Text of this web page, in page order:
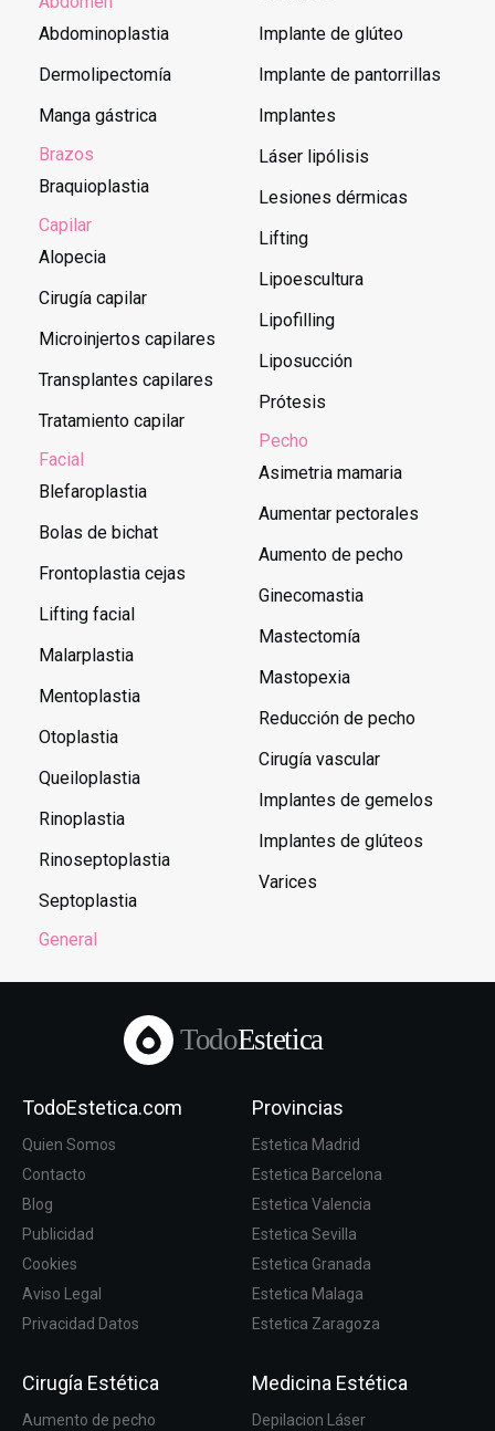
Abdominoplastia
Dermolipectomía
Manga gástrica
Brazos
Braquioplastia
Capilar
Alopecia
Cirugía capilar
Microinjertos capilares
Transplantes capilares
Tratamiento capilar
Facial
Blefaroplastia
Bolas de bichat
Frontoplastia cejas
Lifting facial
Malarplastia
Mentoplastia
Otoplastia
Queiloplastia
Rinoplastia
Rinoseptoplastia
Septoplastia
General
Implante de glúteo
Implante de pantorrillas
Implantes
Láser lipólisis
Lesiones dérmicas
Lifting
Lipoescultura
Lipofilling
Liposucción
Prótesis
Pecho
Asimetria mamaria
Aumentar pectorales
Aumento de pecho
Ginecomastia
Mastectomía
Mastopexia
Reducción de pecho
Cirugía vascular
Implantes de gemelos
Implantes de glúteos
Varices
TodoEstetica
TodoEstetica.com
Quien Somos
Contacto
Blog
Publicidad
Cookies
Aviso Legal
Privacidad Datos
Provincias
Estetica Madrid
Estetica Barcelona
Estetica Valencia
Estetica Sevilla
Estetica Granada
Estetica Malaga
Estetica Zaragoza
Cirugía Estética
Aumento de pecho
Medicina Estética
Depilacion Láser